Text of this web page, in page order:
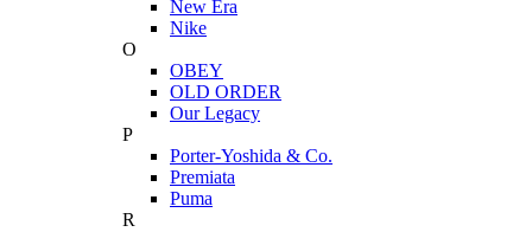
New Era
Nike
O
OBEY
OLD ORDER
Our Legacy
P
Porter-Yoshida & Co.
Premiata
Puma
R